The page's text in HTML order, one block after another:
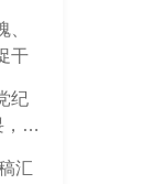
干
纪
，使
汇